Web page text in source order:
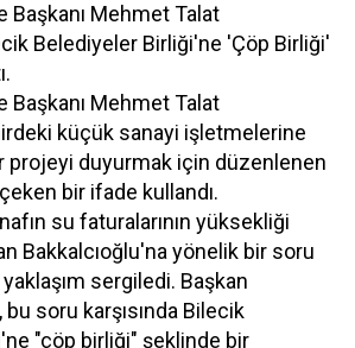
Başkanı Mehmet Talat
Belediyeler Birliği'ne 'Çöp Birliği'
Başkanı Mehmet Talat
küçük sanayi işletmelerine
projeyi duyurmak için düzenlenen
bir ifade kullandı.
su faturalarının yüksekliği
Bakkalcıoğlu'na yönelik bir soru
sergiledi. Başkan
soru karşısında Bilecik
"çöp birliği" şeklinde bir